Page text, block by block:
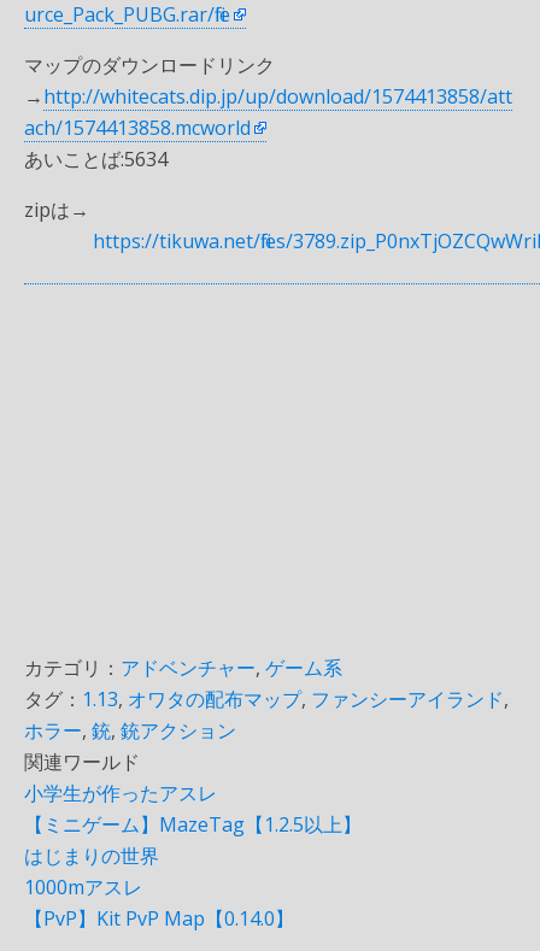
urce_Pack_PUBG.rar/file
マップのダウンロードリンク
→http://whitecats.dip.jp/up/download/1574413858/att
ach/1574413858.mcworld
あいことば:5634
zipは→
https://tikuwa.net/files/
カテゴリ： アドベンチャー, ゲーム系
タグ： 1.13, オワタの配布マップ, ファンシーアイランド,
ホラー, 銃, 銃アクション
関連ワールド
小学生が作ったアスレ
【ミニゲーム】MazeTag【1.2.5以上】
はじまりの世界
1000mアスレ
【PvP】Kit PvP Map【0.14.0】